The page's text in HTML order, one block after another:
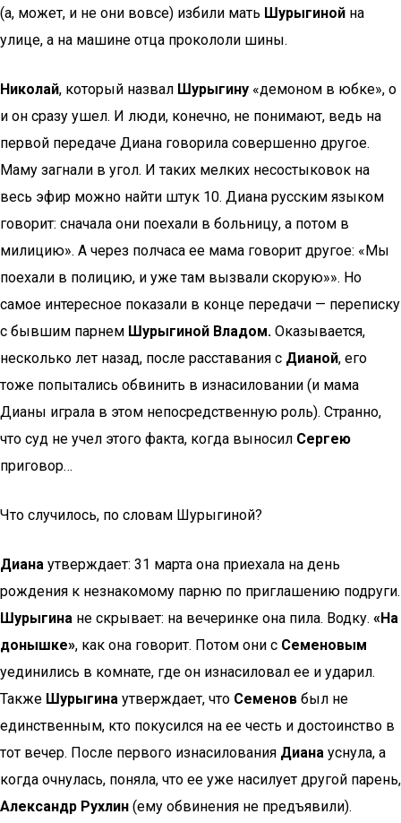
(а, может, и не они вовсе) избили мать Шурыгиной на
улице, а на машине отца прокололи шины.
Николай, который назвал Шурыгину «демоном в юбке», о
и он сразу ушел. И люди, конечно, не понимают, ведь на
первой передаче Диана говорила совершенно другое.
Маму загнали в угол. И таких мелких несостыковок на
весь эфир можно найти штук 10. Диана русским языком
говорит: сначала они поехали в больницу, а потом в
милицию». А через полчаса ее мама говорит другое: «Мы
поехали в полицию, и уже там вызвали скорую»». Но
самое интересное показали в конце передачи — переписку
с бывшим парнем Шурыгиной Владом. Оказывается,
несколько лет назад, после расставания с Дианой, его
тоже попытались обвинить в изнасиловании (и мама
Дианы играла в этом непосредственную роль). Странно,
что суд не учел этого факта, когда выносил Сергею
приговор…
Что случилось, по словам Шурыгиной?
Диана утверждает: 31 марта она приехала на день
рождения к незнакомому парню по приглашению подруги.
Шурыгина не скрывает: на вечеринке она пила. Водку. «На
донышке», как она говорит. Потом они с Семеновым
уединились в комнате, где он изнасиловал ее и ударил.
Также Шурыгина утверждает, что Семенов был не
единственным, кто покусился на ее честь и достоинство в
тот вечер. После первого изнасилования Диана уснула, а
когда очнулась, поняла, что ее уже насилует другой парень,
Александр Рухлин (ему обвинения не предъявили).